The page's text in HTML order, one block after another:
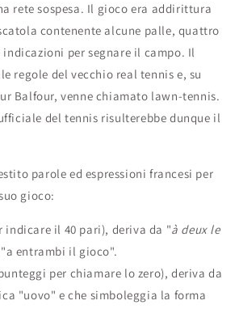
rete sospesa. Il gioco era addirittura
contenente alcune palle, quattro
per segnare il campo. Il
regole del vecchio real tennis e, su
Balfour, venne chiamato lawn-tennis.
del tennis risulterebbe dunque il
parole ed espressioni francesi per
gioco:
indicare il 40 pari), deriva da "à deux le
entrambi il gioco".
per chiamare lo zero), deriva da
"uovo" e che simboleggia la forma